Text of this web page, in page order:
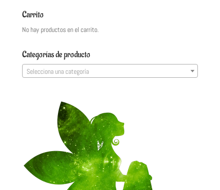
Carrito
No hay productos en el carrito.
Categorías de producto
Selecciona una categoría